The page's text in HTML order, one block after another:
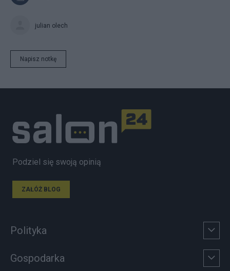
julian olech
Napisz notkę
Podziel się swoją opinią
ZAŁÓŻ BLOG
Polityka
Gospodarka